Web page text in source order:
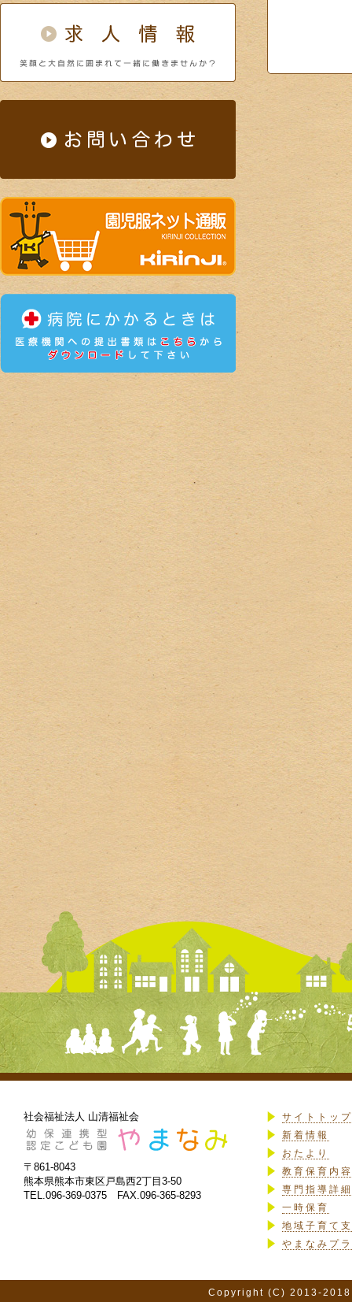
社会福祉法人 山清福祉会
〒861-8043
熊本県熊本市東区戸島西2丁目3-50
TEL.096-369-0375 FAX.096-365-8293
サイトトップ
新着情報
おたより
教育保育内
専門指導詳細
一時保育
地域子育て
やまなみプ
Copyright (C) 2013-